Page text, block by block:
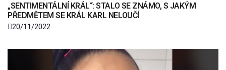
„SENTIMENTÁLNÍ KRÁL“: STALO SE ZNÁMO, S JAKÝM
PŘEDMĚTEM SE KRÁL KARL NELOUČÍ
20/11/2022